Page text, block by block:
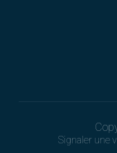
Signaler une